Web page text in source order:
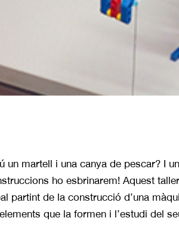
un martell i una canya de pescar? I
ho esbrinarem! Aquest
partint de la construcció d’una
que la formen i l’estudi del